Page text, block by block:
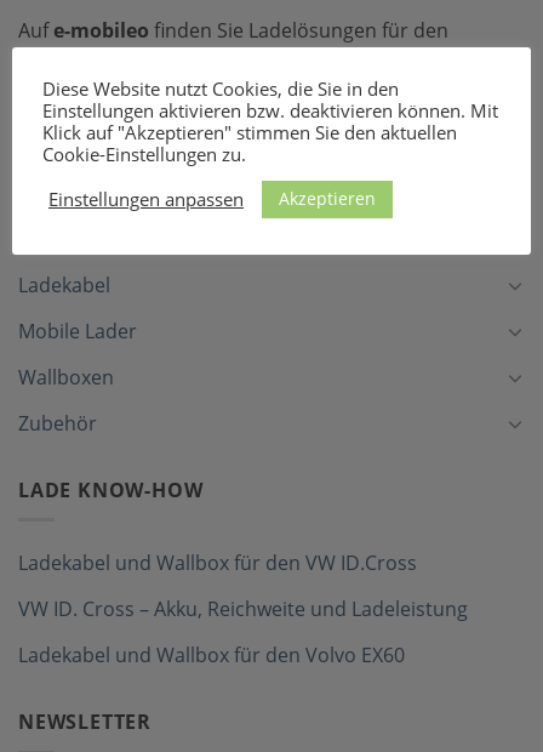
Aufe-mobileo finden Sie Ladelösungen für den
bei einem unserer zahlreichen Partner – mit dem
passenden Ladeequipment sind Sie für jede Situation
gerüstet!
LADEZUBEHÖR
Ladekabel
Mobile Lader
Wallboxen
Zubehör
LADE KNOW-HOW
Ladekabel und Wallbox für den VW ID.Cross
VW ID. Cross – Akku, Reichweite und Ladeleistung
Ladekabel und Wallbox für den Volvo EX60
NEWSLETTER
Diese Website nutzt Cookies, die Sie in den
Einstellungen aktivieren bzw. deaktivieren können. Mit
Klick auf "Akzeptieren" stimmen Sie den aktuellen
Cookie-Einstellungen zu.
Einstellungen anpassen
Akzeptieren